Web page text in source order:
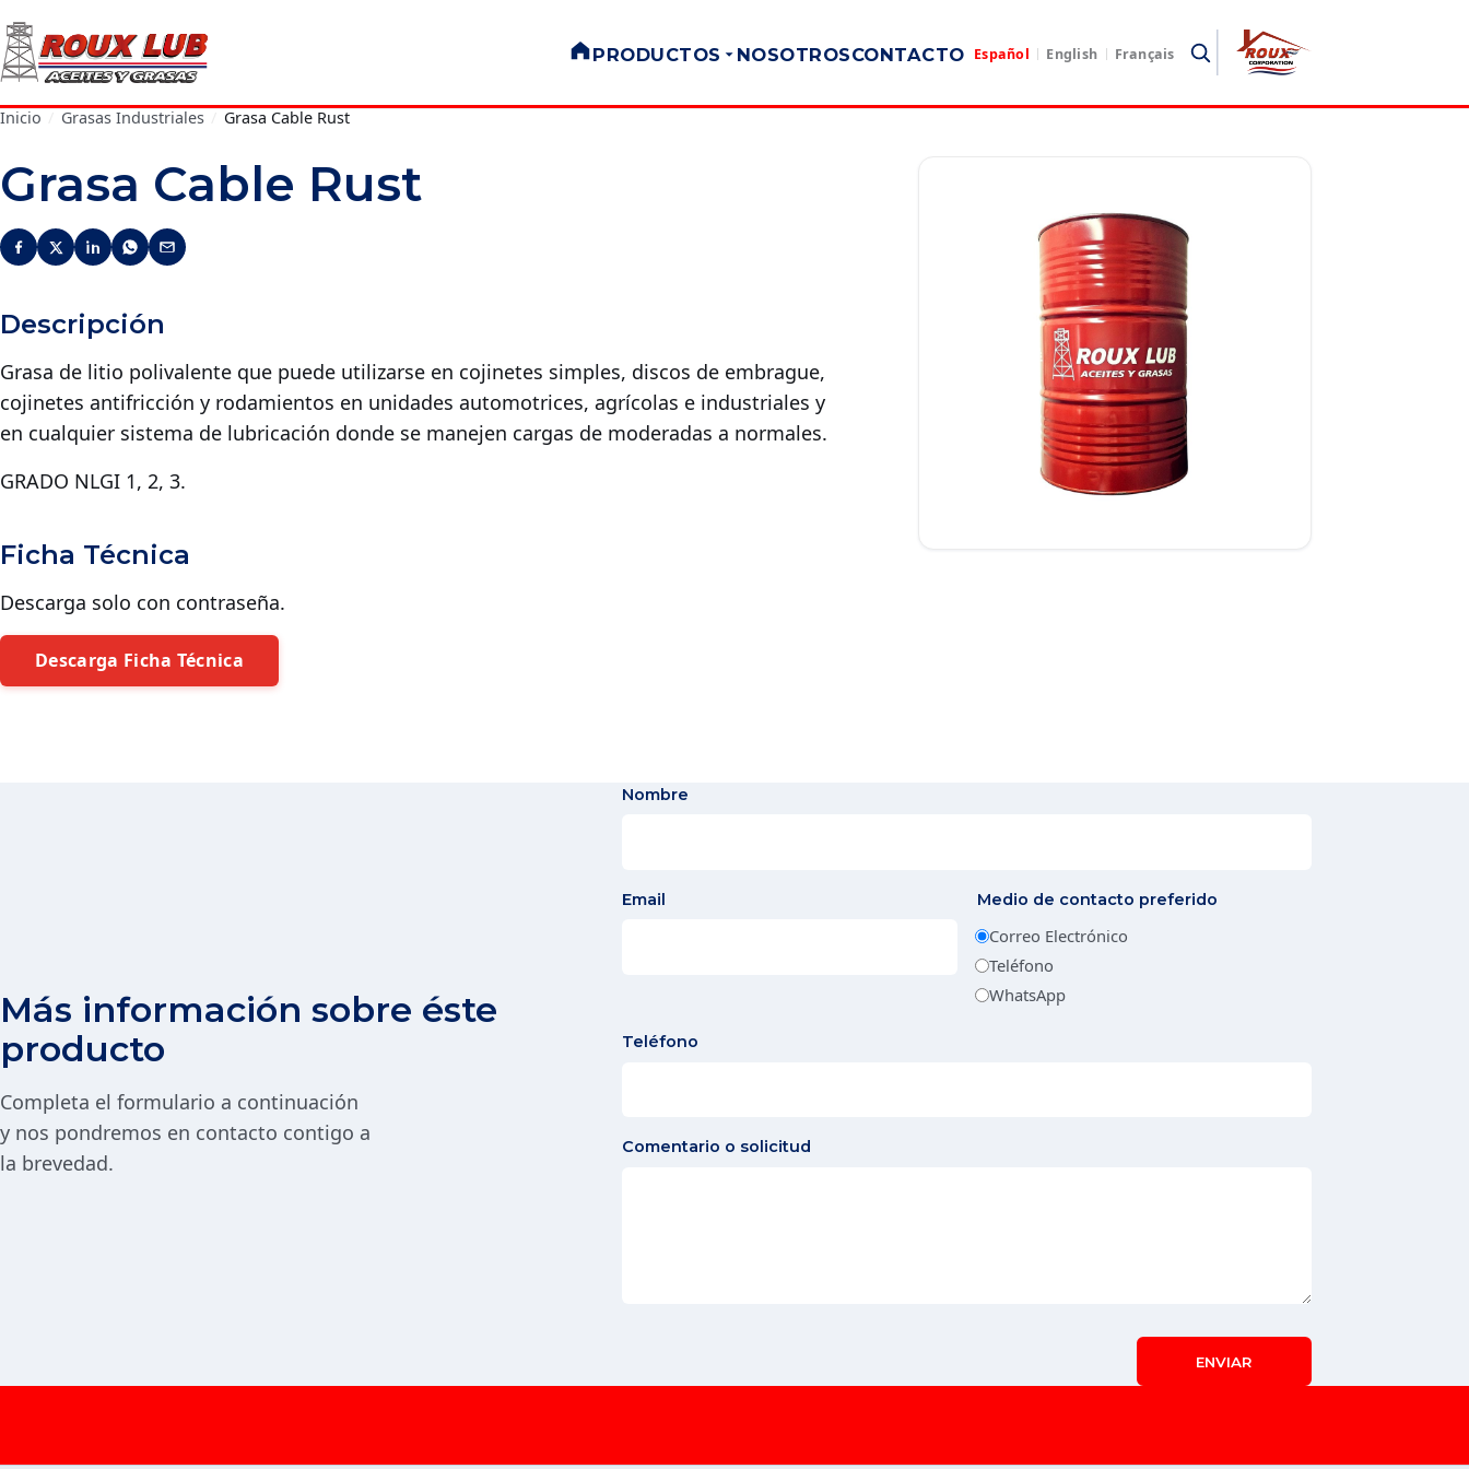
PRODUCTOS NOSOTROSCONTACTO Español English Français
Inicio Grasas Industriales Grasa Cable Rust
Grasa Cable Rust
Descripción
Grasa de litio polivalente que puede utilizarse en cojinetes simples, discos de embrague,
cojinetes antifricción y rodamientos en unidades automotrices, agrícolas e industriales y
en cualquier sistema de lubricación donde se manejen cargas de moderadas a normales.
GRADO NLGI 1, 2, 3.
Ficha Técnica
Descarga solo con contraseña.
Descarga Ficha Técnica
Más información sobre éste
producto
Completa el formulario a continuación
y nos pondremos en contacto contigo a
la brevedad.
Nombre
Email Medio de contacto preferido
Correo Electrónico
Teléfono
WhatsApp
Teléfono
Comentario o solicitud
ENVIAR